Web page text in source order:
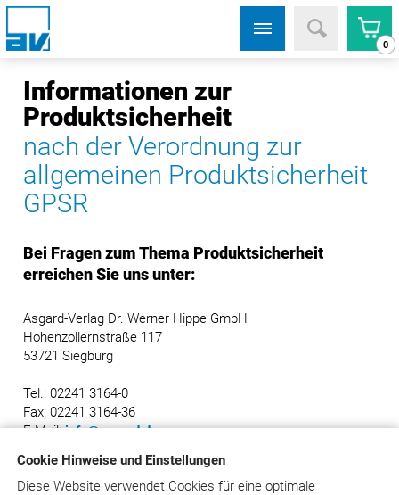
Cookie Hinweise und Einstellungen
Diese Website verwendet Cookies für eine optimale
0
Informationen zur
Produktsicherheit
nach der Verordnung zur
allgemeinen Produktsicherheit
GPSR
Bei Fragen zum Thema Produktsicherheit
erreichen Sie uns unter:
Asgard-Verlag Dr. Werner Hippe GmbH
Hohenzollernstraße 117
53721 Siegburg
Tel.: 02241 3164-0
Fax: 02241 3164-36
E-Mail:info@asgard.de